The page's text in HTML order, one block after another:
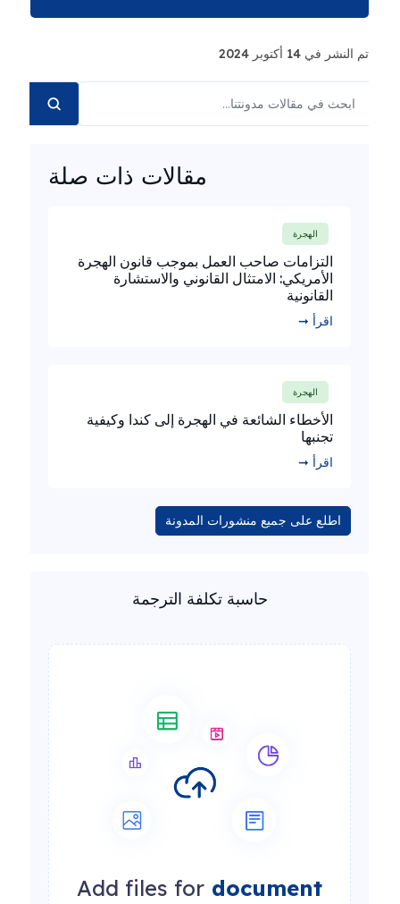
تم النشر في 14 أكتوبر 2024
مقالات ذات صلة
الهجرة
التزامات صاحب العمل بموجب قانون الهجرة
الأمريكي: الامتثال القانوني والاستشارة
القانونية
اقرأ ➞
الهجرة
الأخطاء الشائعة في الهجرة إلى كندا وكيفية
تجنبها
اقرأ ➞
اطلع على جميع منشورات المدونة
حاسبة تكلفة الترجمة
Add files for document